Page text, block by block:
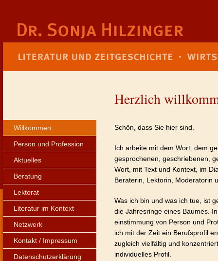
Willkommen
Person und Profession
Aktuelles
Beratung
Lektorat
Literatur im Kontext
Netzwerk
Kontakt / Impressum
Datenschutzerklärung
Herzlich
Schön, dass Sie hier sind.
Ich arbeite mit dem Wort: dem
gesprochenen, geschriebenen,
Wort, mit Text und Kontext, im
Beraterin, Lektorin, Moderatorin
Was ich bin und was ich tue, ist
die Jahresringe eines Baumes.
einstimmung von Person und
ich mit der Zeit ein Berufsprofil
zugleich vielfältig und
individuelles Profil.